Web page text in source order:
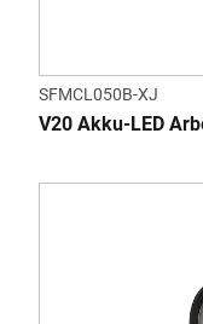
SFMCL050B-XJ
V20 Akku-LED